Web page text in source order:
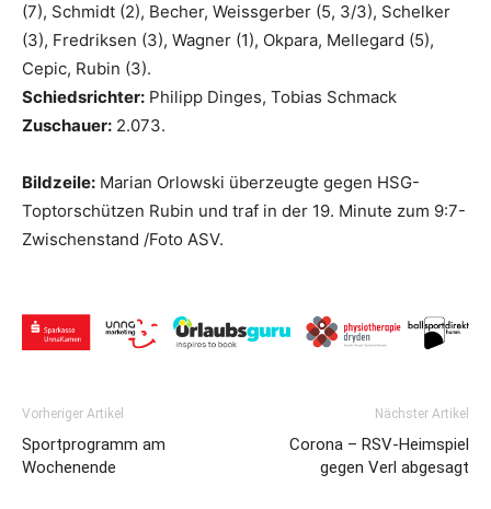
(7), Schmidt (2), Becher, Weissgerber (5, 3/3), Schelker
(3), Fredriksen (3), Wagner (1), Okpara, Mellegard (5),
Cepic, Rubin (3).
Schiedsrichter: Philipp Dinges, Tobias Schmack
Zuschauer: 2.073.
Bildzeile: Marian Orlowski überzeugte gegen HSG-
Toptorschützen Rubin und traf in der 19. Minute zum 9:7-
Zwischenstand /Foto ASV.
Vorheriger Artikel
Sportprogramm am
Wochenende
Nächster Artikel
Corona – RSV-Heimspiel
gegen Verl abgesagt